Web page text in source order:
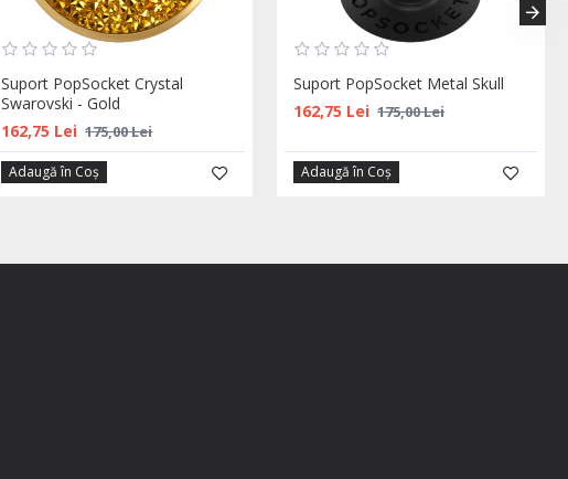
Suport PopSocket Crystal
Swarovski - Gold
162,75 Lei 175,00 Lei
Adaugă în Coş
Suport PopSocket Metal Skull
162,75 Lei 175,00 Lei
Adaugă în Coş